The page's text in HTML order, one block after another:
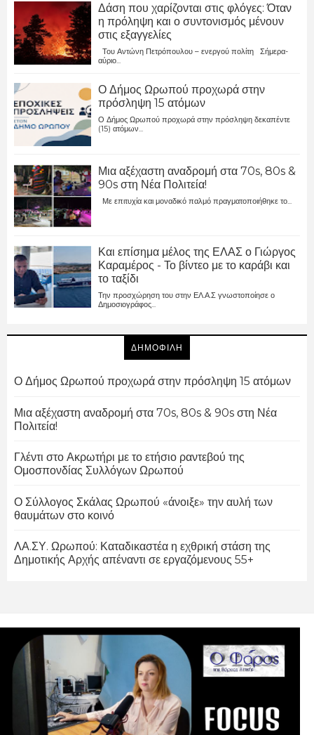
Δάση που χαρίζονται στις φλόγες: Όταν
η πρόληψη και ο συντονισμός μένουν
στις εξαγγελίες
Του Αντώνη Πετρόπουλου – ενεργού πολίτη Σήμερα-
αύριο...
Ο Δήμος Ωρωπού προχωρά στην
πρόσληψη 15 ατόμων
Ο Δήμος Ωρωπού προχωρά στην πρόσληψη δεκαπέντε
(15) ατόμων...
Μια αξέχαστη αναδρομή στα 70s, 80s &
90s στη Νέα Πολιτεία!
Με επιτυχία και μοναδικό παλμό πραγματοποιήθηκε το...
Και επίσημα μέλος της ΕΛΑΣ ο Γιώργος
Καραμέρος - Το βίντεο με το καράβι και
το ταξίδι
Την προσχώρηση του στην ΕΛ.Α.Σ γνωστοποίησε ο
Δημοσιογράφος...
ΔΗΜΟΦΙΛΗ
Ο Δήμος Ωρωπού προχωρά στην πρόσληψη 15 ατόμων
Μια αξέχαστη αναδρομή στα 70s, 80s & 90s στη Νέα
Πολιτεία!
Γλέντι στο Ακρωτήρι με το ετήσιο ραντεβού της
Ομοσπονδίας Συλλόγων Ωρωπού
Ο Σύλλογος Σκάλας Ωρωπού «άνοιξε» την αυλή των
θαυμάτων στο κοινό
ΛΑ.ΣΥ. Ωρωπού: Καταδικαστέα η εχθρική στάση της
Δημοτικής Αρχής απέναντι σε εργαζόμενους 55+